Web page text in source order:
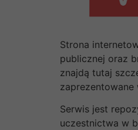
Strona
publicznej oraz
znajdą tutaj
Serwis jest
uczestnictwa w